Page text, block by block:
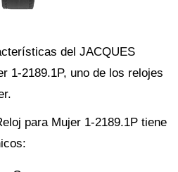
del JACQUES
1-2189.1P, uno de los relojes
para Mujer 1-2189.1P tiene